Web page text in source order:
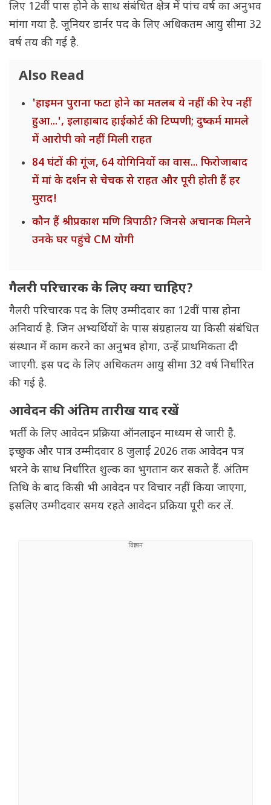
लिए 12वीं पास होने के साथ संबंधित क्षेत्र में पांच वर्ष का अनुभव
मांगा गया है. जूनियर डार्नर पद के लिए अधिकतम आयु सीमा 32
वर्ष तय की गई है.
Also Read
'हाइमन पुराना फटा होने का मतलब ये नहीं की रेप नहीं
हुआ...', इलाहाबाद हाईकोर्ट की टिप्पणी; दुष्कर्म मामले
में आरोपी को नहीं मिली राहत
84 घंटों की गूंज, 64 योगिनियों का वास... फिरोजाबाद
में मां के दर्शन से चेचक से राहत और पूरी होती हैं हर
मुराद!
कौन हैं श्रीप्रकाश मणि त्रिपाठी? जिनसे अचानक मिलने
उनके घर पहुंचे CM योगी
गैलरी परिचारक के लिए क्या चाहिए?
गैलरी परिचारक पद के लिए उम्मीदवार का 12वीं पास होना
अनिवार्य है. जिन अभ्यर्थियों के पास संग्रहालय या किसी संबंधित
संस्थान में काम करने का अनुभव होगा, उन्हें प्राथमिकता दी
जाएगी. इस पद के लिए अधिकतम आयु सीमा 32 वर्ष निर्धारित
की गई है.
आवेदन की अंतिम तारीख याद रखें
भर्ती के लिए आवेदन प्रक्रिया ऑनलाइन माध्यम से जारी है.
इच्छुक और पात्र उम्मीदवार 8 जुलाई 2026 तक आवेदन पत्र
भरने के साथ निर्धारित शुल्क का भुगतान कर सकते हैं. अंतिम
तिथि के बाद किसी भी आवेदन पर विचार नहीं किया जाएगा,
इसलिए उम्मीदवार समय रहते आवेदन प्रक्रिया पूरी कर लें.